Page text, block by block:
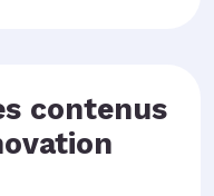
contenus